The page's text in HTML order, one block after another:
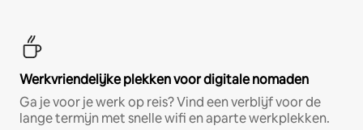
Werkvriendelijke plekken voor digitale nomaden
Ga je voor je werk op reis? Vind een verblijf voor de
lange termijn met snelle wifi en aparte werkplekken.